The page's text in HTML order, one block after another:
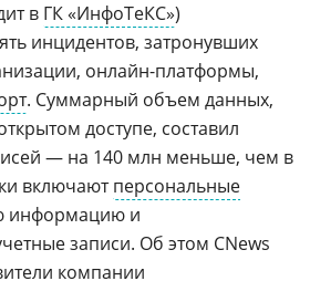
в ГК «ИнфоТеКС»)
инцидентов, затронувших
онлайн-платформы,
. Суммарный объем данных,
доступе, составил
— на 140 млн меньше, чем в
включаютперсональные
информацию и
записи. Об этом CNews
компании